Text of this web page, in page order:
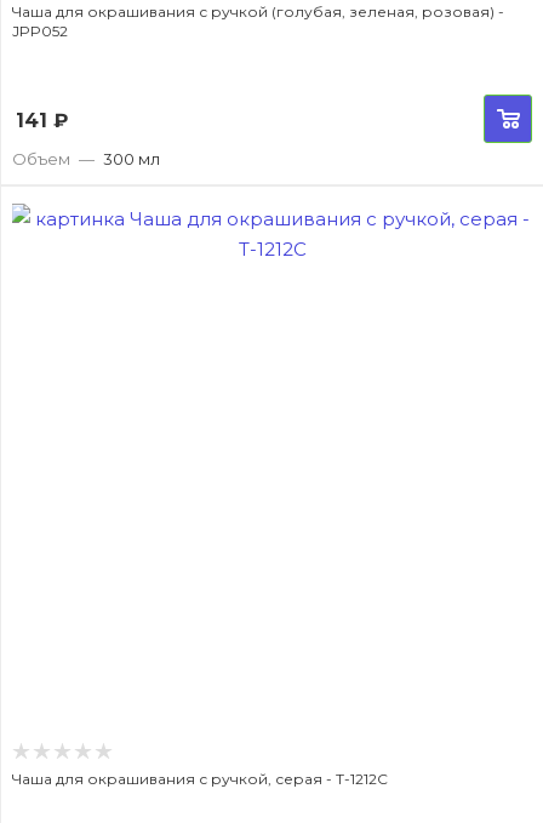
Чаша для окрашивания с ручкой (голубая, зеленая, розовая) -
JPP052
141 ₽
Объем — 300 мл
Чаша для окрашивания с ручкой, серая - T-1212С